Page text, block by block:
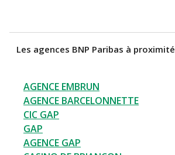
Les agences BNP Paribas à proximité
AGENCE EMBRUN
AGENCE BARCELONNETTE
CIC GAP
GAP
AGENCE GAP